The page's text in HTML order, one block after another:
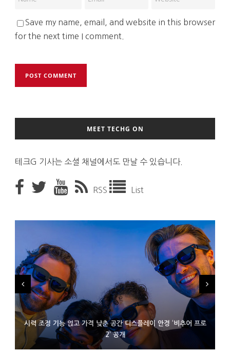
Save my name, email, and website in this browser
for the next time I comment.
MEET TECHG ON
테크G 기사는 소셜 채널에서도 만날 수 있습니다.
RSS List
시력 조정 기능 얹고 가격 낮춘 공간 디스플레이 안경 ‘비추어 프로
2’ 공개
D램 부족에 10억달러어치 아이폰18 프로세서 패키징 대기 중
300~400달러 반지형 스피커 준비하는 오픈AI